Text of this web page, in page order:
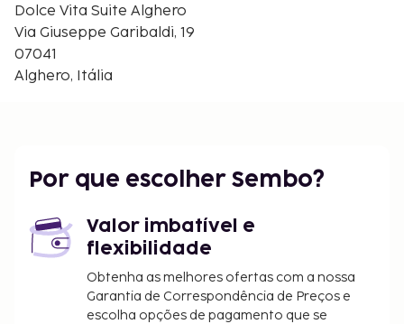
Muralhas de Alghero - 0,5 km/0,3 mi
Museu do Coral - 0,5 km/0,3 mi
Praia de San Giovanni - 0,5 km/0,3 mi
Os clientes podem usufruir de caraterísticas como
uma receção virtual.
O alojamento irá solicitar-lhe o pagamento dos
seguintes custos. Podem incluir os impostos
aplicáveis:
Imposto municipal: 2.00 EUR por pessoa, por
noite para um máximo de 7 noites. Este
Dolce Vita Suite Alghero
Via Giuseppe Garibaldi, 19
07041
Alghero, Itália
Por que escolher Sembo?
Valor imbatível e
flexibilidade
Obtenha as melhores ofertas com a nossa
Garantia de Correspondência de Preços e
escolha opções de pagamento que se